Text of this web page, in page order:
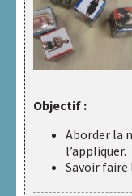
Objectif :
Aborder la
l’appliquer.
Savoir